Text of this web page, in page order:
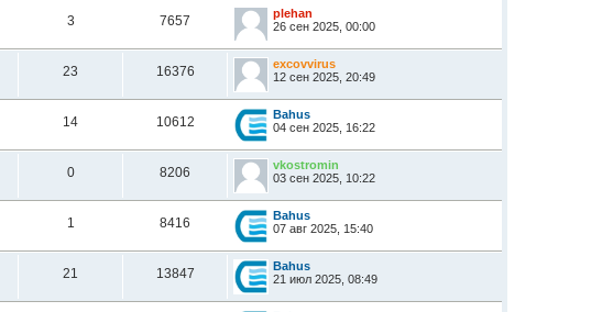
3 7657
plehan
26 сен 2025, 00:00
23 16376
excovvirus
12 сен 2025, 20:49
14 10612
Bahus
04 сен 2025, 16:22
0 8206
vkostromin
03 сен 2025, 10:22
1 8416
Bahus
07 авг 2025, 15:40
21 13847
Bahus
21 июл 2025, 08:49